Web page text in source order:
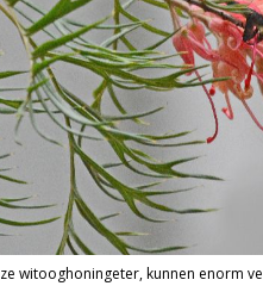
witooghoningeter, kunnen enorm